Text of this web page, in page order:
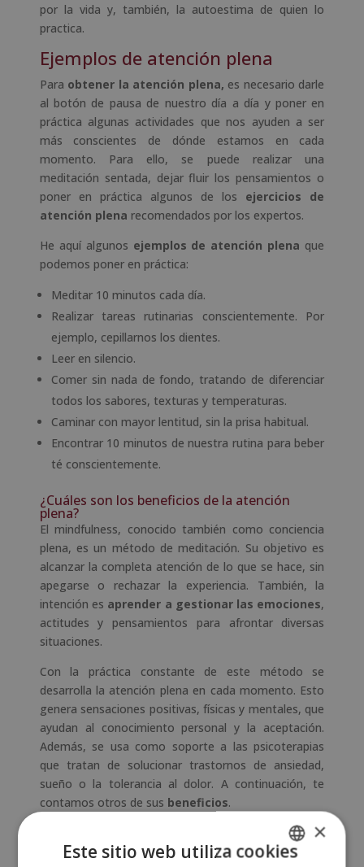
por la vida y, también, la autoestima de quien lo
practica.
Ejemplos de atención plena
Para obtener la atención plena, es necesario darle
al botón de pausa de nuestro día a día y poner en
práctica algunas actividades que nos ayuden a ser
más conscientes de dónde estamos en cada
momento. Para ello, se puede realizar una
meditación sentada, dejar fluir los pensamientos o
poner en práctica algunos de los ejercicios de
atención plena recomendados por los expertos.
He aquí algunos ejemplos de atención plena que
podemos poner en práctica:
Meditar 10 minutos cada día.
Realizar tareas rutinarias conscientemente. Por
ejemplo, cepillarnos los dientes.
Leer en silencio.
Comer sin nada de fondo, tratando de diferenciar
todos los sabores, texturas y temperaturas.
Caminar con mayor lentitud, sin la prisa habitual.
Encontrar 10 minutos de nuestra rutina para beber
té conscientemente.
¿Cuáles son los beneficios de la atención
plena?
El mindfulness, conocido también como conciencia
plena, es un método de meditación. Su objetivo es
alcanzar la completa atención de lo que se hace, sin
apegarse o rechazar la experiencia. También, la
intención es aprender a gestionar las emociones,
actitudes y pensamientos para afrontar diversas
situaciones.
Con la práctica constante de este método se
desarrolla la atención plena en cada momento. Esto
genera sensaciones positivas, físicas y mentales, que
ayudan al conocimiento personal y la aceptación.
Además, se usa como soporte a las psicoterapias
que tratan de solucionar trastornos de ansiedad,
sueño o la tolerancia al dolor. A continuación, te
contamos otros de sus beneficios.
Ayuda a la relajación corporal y
mental
×
Este sitio web utiliza cookies